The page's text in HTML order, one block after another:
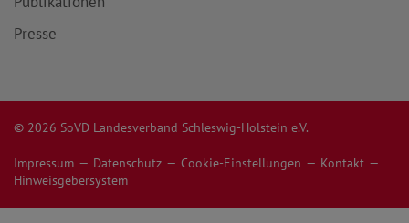
Presse
© 2026 SoVD Landesverband Schleswig-Holstein e.V.
Impressum Datenschutz Cookie-Einstellungen
Kontakt
Hinweisgebersystem